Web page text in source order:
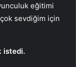
eğitimi
sevdiğim için
istedi.